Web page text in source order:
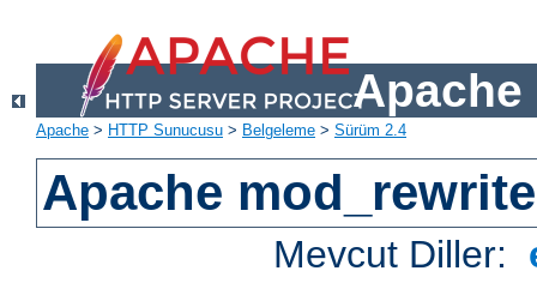
Apache
Apache > HTTP Sunucusu > Belgeleme > Sürüm 2.4
Apache mod_rewrite
Mevcut Diller: